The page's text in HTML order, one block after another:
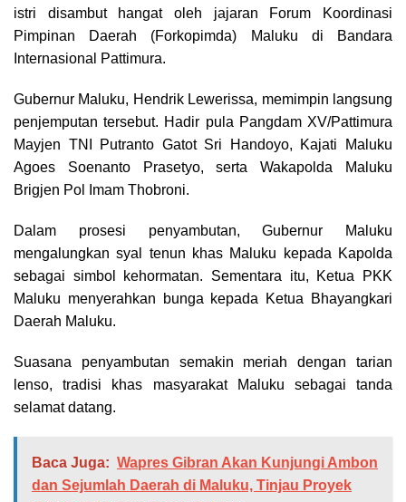
istri disambut hangat oleh jajaran Forum Koordinasi
Pimpinan Daerah (Forkopimda) Maluku di Bandara
Internasional Pattimura.
Gubernur Maluku, Hendrik Lewerissa, memimpin langsung
penjemputan tersebut. Hadir pula Pangdam XV/Pattimura
Mayjen TNI Putranto Gatot Sri Handoyo, Kajati Maluku
Agoes Soenanto Prasetyo, serta Wakapolda Maluku
Brigjen Pol Imam Thobroni.
Dalam prosesi penyambutan, Gubernur Maluku
mengalungkan syal tenun khas Maluku kepada Kapolda
sebagai simbol kehormatan. Sementara itu, Ketua PKK
Maluku menyerahkan bunga kepada Ketua Bhayangkari
Daerah Maluku.
Suasana penyambutan semakin meriah dengan tarian
lenso, tradisi khas masyarakat Maluku sebagai tanda
selamat datang.
Baca Juga: Wapres Gibran Akan Kunjungi Ambon
dan Sejumlah Daerah di Maluku, Tinjau Proyek